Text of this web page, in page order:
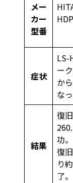
メー
カー
型番
症状
LS-
ーク
か
なっ
結果
復
功。
復
り
了。